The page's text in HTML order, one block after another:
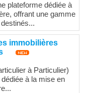
plateforme dédiée à
offrant une gamme
immobilières
à Particulier)
à la mise en